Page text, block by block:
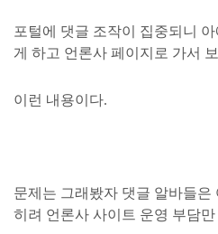
포털에 댓글 조작이 집중되니
게 하고 언론사 페이지로 가서
이런 내용이다.
문제는 그래봤자 댓글 알바들은
히려 언론사 사이트 운영 부담